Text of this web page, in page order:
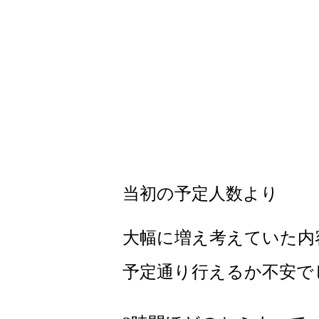
当初の予定人数より
大幅に増え考えていた内
予定通り行えるか不安で